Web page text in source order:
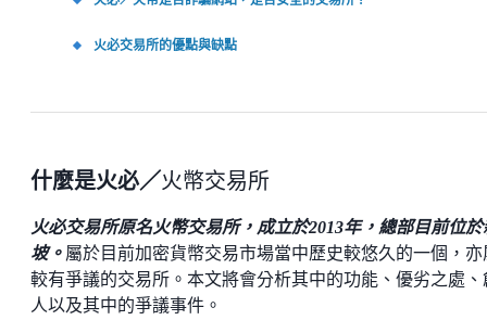
火必交易所的優點與缺點
什麼是火必／火幣交易所
火必交易所原名火幣交易所，成立於2013年，總部目前位於
坡。 屬於目前加密貨幣交易市場當中歷史較悠久的一個，亦
較有爭議的交易所。本文將會分析其中的功能、優劣之處、
人以及其中的爭議事件。